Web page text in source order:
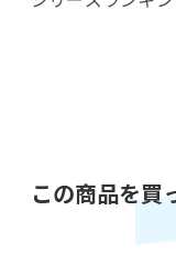
この商品を買